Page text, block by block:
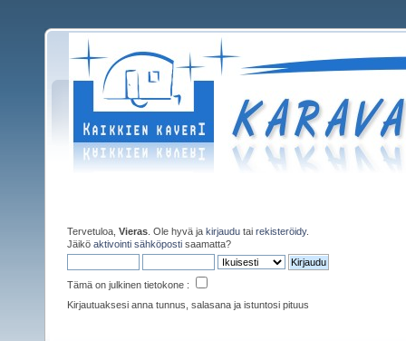
Tervetuloa, Vieras . Ole hyvä ja kirjaudu tai rekisteröidy.
Jäikö aktivointi sähköposti saamatta?
Tämä on julkinen tietokone :
Kirjautuaksesi anna tunnus, salasana ja istuntosi pituus